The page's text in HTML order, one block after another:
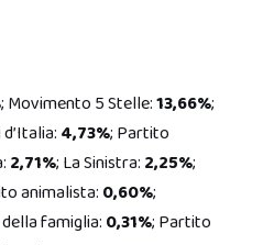
; Movimento 5 Stelle:13,66%;
4,73%; Partito
2,71%; La Sinistra: 2,25%;
animalista: 0,60%;
famiglia:0,31%; Partito